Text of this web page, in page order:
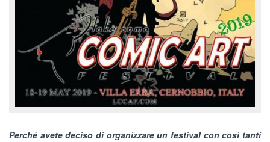
Perché avete deciso di organizzare un festival con così tanti